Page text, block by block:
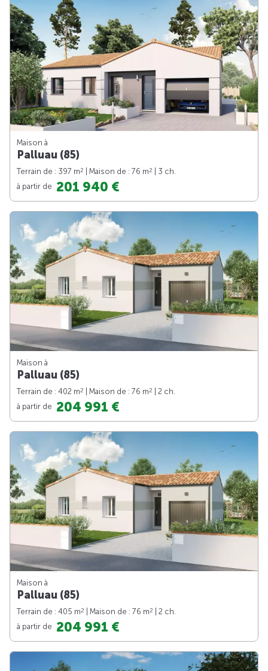
Maison à
Palluau (85)
Terrain de : 397 m2 | Maison de : 76 m2
| 3 ch.
à partir de 201 940 €
Maison à
Palluau (85)
Terrain de : 402 m2 | Maison de : 76 m2
| 2 ch.
à partir de 204 991 €
Maison à
Palluau (85)
Terrain de : 405 m2 | Maison de : 76 m2
| 2 ch.
à partir de 204 991 €